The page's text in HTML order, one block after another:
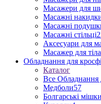
Масажери для
Масажні
Масажні
Масажні стільці
Аксесуари для
Масажер для тіла
Обладнання для
Каталог
Все Обладнання
Медболи57
Болгарські мішки